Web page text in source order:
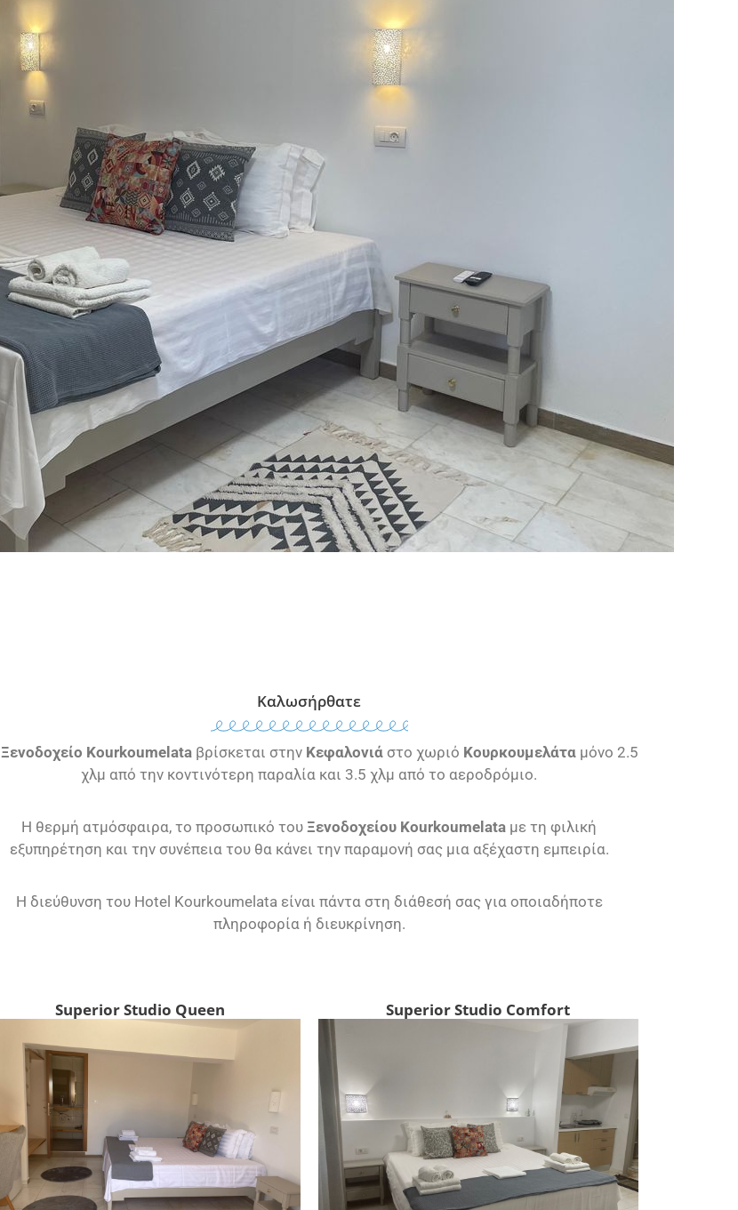
Καλωσήρθατε
Ξενοδοχείο Kourkoumelata βρίσκεται στην Κεφαλονιάστο χωριό Κουρκουμελάτα μόνο 2.5
χλμ από την κοντινότερη παραλία και 3.5 χλμ από το αεροδρόμιο.
Η θερμή ατμόσφαιρα, το προσωπικό τουΞενοδοχείου Kourkoumelata με τη φιλική
εξυπηρέτηση και την συνέπεια του θα κάνει την παραμονή σας μια αξέχαστη εμπειρία.
Η διεύθυνση του Hotel Kourkoumelata είναι πάντα στη διάθεσή σας για οποιαδήποτε
πληροφορία ή διευκρίνηση.
Superior Studio Queen Superior Studio Comfort